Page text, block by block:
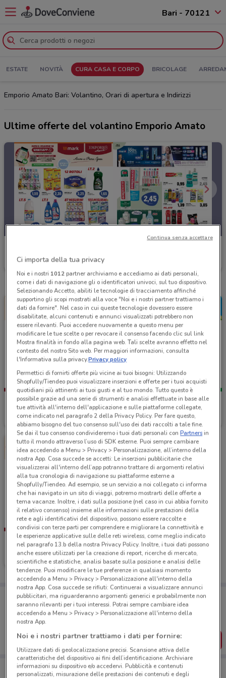
Bari - 70121
ESTATE NOVITÀ CURA CASA E CORPO BRICOLAGE
Emporio Amato Bari: Volantino, Orari di apertura e Indirizzi
Ultime offerte del volantino Emporio Amato
Scade il 31/08
Emporio Amato
Scade il 19/08 26.6 km
Emporio Amato
Scade il 31/12
Emporio Amato
Scade il 01/09 26.6 km
Porta DoveConviene sempre con te!
Puoi trovare le migliori offerte dei negozi vicino a te,
salvarle e creare la tua lista del risparmio, comodamente
SCARICA L’APP
Ci importa della tua privacy
Noi e i nostri 1012partner archiviamo e accediamo ai dati personali,
come i dati di navigazione gli o identificatori univoci, sul tuo dispositivo.
Selezionando Accetto, abiliti le tecnologie di tracciamento affinché
supportino gli scopi mostrati alla voce "Noi e i nostri partner trattiamo i
dati da fornire". Nel caso in cui queste tecnologie dovessero essere
disabilitate, alcuni contenuti e annunci visualizzati potrebbero non
essere rilevanti. Puoi accedere nuovamente a questo menu per
modificare le tue scelte o per revocare il consenso facendo clic sul link
Mostra finalità in fondo alla pagina web. Tali scelte avranno effetto nel
contesto del nostro Sito web. Per maggiori informazioni, consulta
l'Informativa sulla privacy.Privacy policy
Permettici di fornirti offerte più vicine ai tuoi bisogni: Utilizzando
Shopfully/Tiendeo puoi visualizzare inserzioni e offerte per i tuoi acquisti
quotidiani più attinenti ai tuoi gusti e al tuo mondo. Tutto questo è
possibile grazie ad una serie di strumenti e analisi effettuate in base alle
tue attività all'interno dell'applicazione e sulle piattaforme collegate,
come indicato nel paragrafo 2 della Privacy Policy. Per fare questo,
abbiamo bisogno del tuo consenso sull'uso dei dati raccolti a tale fine.
Se dai il tuo consenso condivideremo i tuoi dati personali conPartnersin
tutto il mondo attraverso l’uso di SDK esterne. Puoi sempre cambiare
idea accedendo a Menu > Privacy > Personalizzazione, all’interno della
nostra App. Cosa succede se accetti: Le inserzioni pubblicitarie che
visualizzerai all'interno dell’app potranno trattare di argomenti relativi
alla tua cronologia di navigazione su piattaforme esterne a
Shopfully/Tiendeo. Ad esempio, se un servizio a noi collegato ci informa
che hai navigato in un sito di viaggi, potremo mostrarti delle offerte a
tema vacanze. Inoltre, i dati sulla posizione (nel caso in cui abbia fornito
il relativo consenso) insieme alle informazioni sulle prestazioni della
rete e agli identificativi del dispositivo, possono essere raccolte e
condivisi con terze parti per comprendere e migliorare la connettività e
le esperienze applicative sulle delle reti wireless, come meglio indicato
nel paragrafo 13.b della nostra Privacy Policy. Inoltre, i tuoi dati possono
anche essere utilizzati per la creazione di report, ricerche di mercato,
scientifiche e statistiche, analisi basate sulla posizione e analisi delle
tendenze. Puoi modificare le tue preferenze in qualsiasi momento
accedendo a Menu > Privacy > Personalizzazione all'interno della
nostra App. Cosa succede se rifiuti: Continuerai a visualizzare annunci
pubblicitari, ma riguarderanno argomenti generici e probabilmente non
saranno rilevanti per i tuoi interessi. Potrai sempre cambiare idea
accedendo a Menu > Privacy > Personalizzazione all'interno della
nostra App.
Noi e i nostri partner trattiamo i dati per fornire:
Utilizzare dati di geolocalizzazione precisi. Scansione attiva delle
caratteristiche del dispositivo ai fini dell’identificazione. Archiviare
informazioni su dispositivo e/o accedervi. Pubblicità e contenuti
personalizzati, misurazione delle prestazioni dei contenuti e degli
Continua senza accettare